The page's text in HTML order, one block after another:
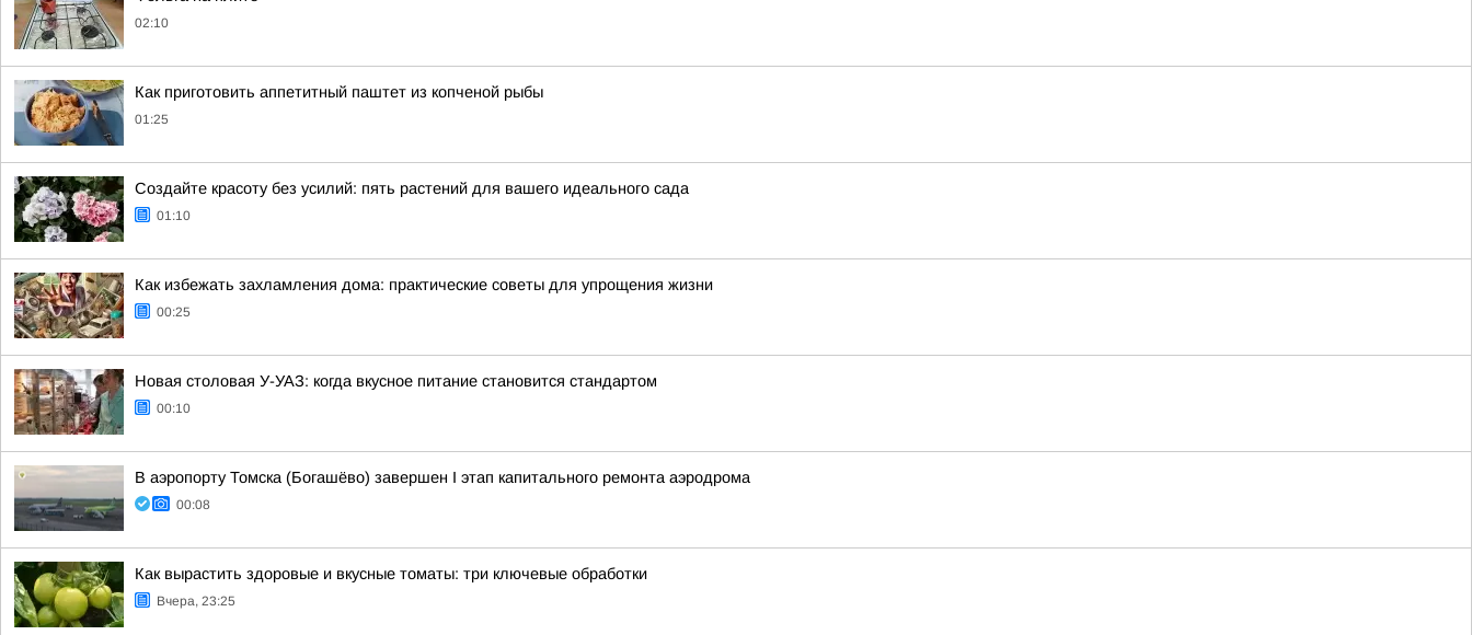
02:10
Как приготовить аппетитный паштет из копченой рыбы
01:25
Создайте красоту без усилий: пять растений для вашего идеального сада
01:10
Как избежать захламления дома: практические советы для упрощения жизни
00:25
Новая столовая У-УАЗ: когда вкусное питание становится стандартом
00:10
В аэропорту Томска (Богашёво) завершен I этап капитального ремонта аэродрома
00:08
Как вырастить здоровые и вкусные томаты: три ключевые обработки
Вчера, 23:25